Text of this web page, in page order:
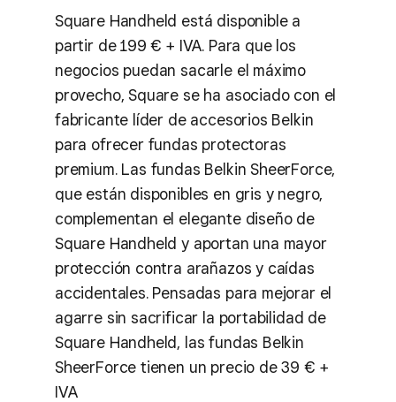
Square Handheld está disponible a
partir de 199 € + IVA. Para que los
negocios puedan sacarle el máximo
provecho, Square se ha asociado con el
fabricante líder de accesorios Belkin
para ofrecer fundas protectoras
premium. Las fundas Belkin SheerForce,
que están disponibles en gris y negro,
complementan el elegante diseño de
Square Handheld y aportan una mayor
protección contra arañazos y caídas
accidentales. Pensadas para mejorar el
agarre sin sacrificar la portabilidad de
Square Handheld, las fundas Belkin
SheerForce tienen un precio de 39 € +
IVA